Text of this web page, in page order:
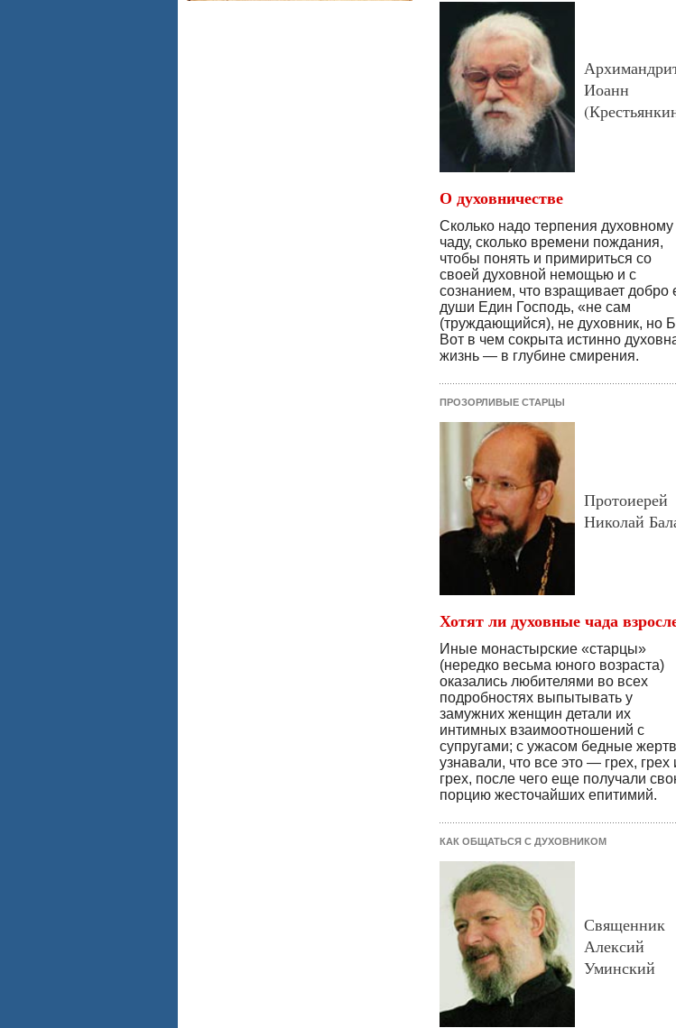
Иоанн
О духовничестве
Сколько надо терпения духовному
чаду, сколько времени пождания,
чтобы понять и примириться со
своей духовной немощью и с
сознанием, что взращивает добро
души Един Господь, «не сам
(труждающийся), не духовник, но
Вот в чем сокрыта истинно
жизнь — в глубине смирения.
ПРОЗОРЛИВЫЕ СТАРЦЫ
Протоиерей
Николай
Хотят ли духовные чада
Иные монастырские «старцы»
(нередко весьма юного возраста)
оказались любителями во всех
подробностях выпытывать у
замужних женщин детали их
интимных взаимоотношений с
супругами; с ужасом бедные
узнавали, что все это — грех, грех
грех, после чего еще получали
порцию жесточайших епитимий.
КАК ОБЩАТЬСЯ С ДУХОВНИКОМ
Священник
Алексий
Уминский